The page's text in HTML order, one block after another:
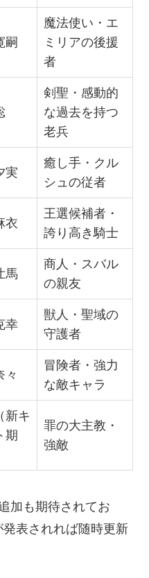
嗣
魔法使い・エ
ミリアの後援
者
剣聖・感動的
な過去を持つ
老兵
実
癒し手・クル
シュの従者
衣
王選候補者・
誇り高き騎士
馬
商人・スバル
の親友
幸
獣人・聖域の
守護者
々
冒険者・強力
な敵キャラ
新キ
期
罪の大主教・
強敵
加も期待されてお
表されれば随時更新